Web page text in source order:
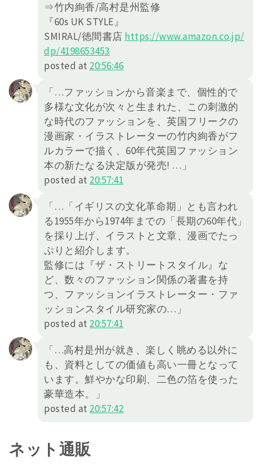
⇒竹内絢香/高村是州監修
『60s UK STYLE』
SMIRAL/徳間書店 https://www.amazon.co.jp/
dp/4198653453
posted at 20:56:46
「…ファッションから音楽まで、個性的で
多様な文化が次々と生まれた、この刺激的
な時代のファッションを、英国フリークの
漫画家・イラストレーターの竹内絢香がフ
ルカラーで描く、60年代英国ファッション
本の新たなる決定版が発売! …」
posted at 20:57:41
「…「イギリスの文化革命期」とも言われ
る1955年から1974年までの「長期の60年代」
を採り上げ、イラストと文章、漫画でたっ
ぷりと紹介します。
監修には『ザ・ストリートスタイル』な
ど、数々のファッション関係の著書を持
つ、ファッションイラストレーター・ファ
ッションスタイル研究家の…」
posted at 20:57:41
「…高村是州が就き、楽しく眺める以外に
も、資料としての価値も高い一冊となって
います。鮮やかな印刷、二色の箔を使った
豪華造本。」
posted at 20:57:42
ネット通販